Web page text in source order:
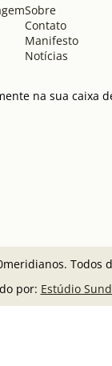
Sobre
Contato
Manifesto
Notícias
na sua caixa
Todos
por: Estúdio